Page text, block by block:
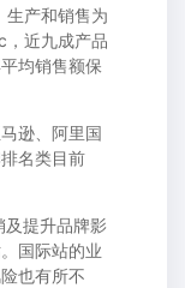
产和销售为
近九成产品
均销售额保
逊、阿里国
名类目前
提升品牌影
国际站的业
也有所不